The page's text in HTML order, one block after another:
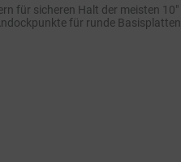
für sicheren Halt der meisten
für runde